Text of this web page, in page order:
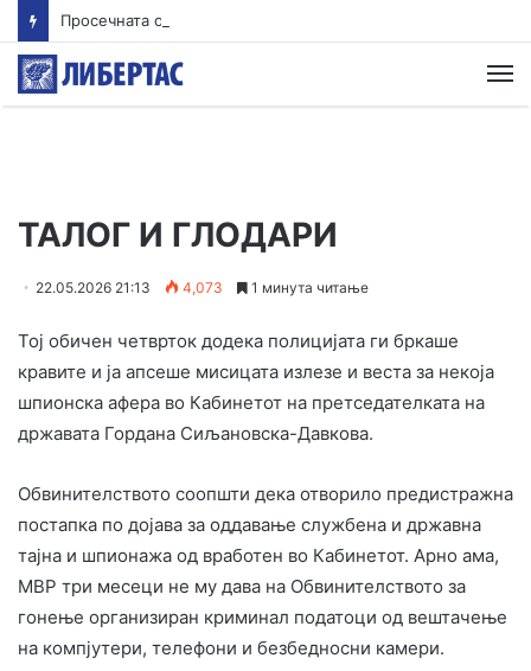
ТАЛОГ И ГЛОДАРИ
22.05.2026 21:13 4,073 1 минута читање
Тој обичен четврток додека полицијата ги бркаше
кравите и ја апсеше мисицата излезе и веста за некоја
шпионска афера во Кабинетот на претседателката на
државата Гордана Сиљановска-Давкова.
Обвинителството соопшти дека отворило предистражна
постапка по дојава за оддавање службена и државна
тајна и шпионажа од вработен во Кабинетот. Арно ама,
МВР три месеци не му дава на Обвинителството за
гонење организиран криминал податоци од вештачење
на компјутери, телефони и безбедносни камери.